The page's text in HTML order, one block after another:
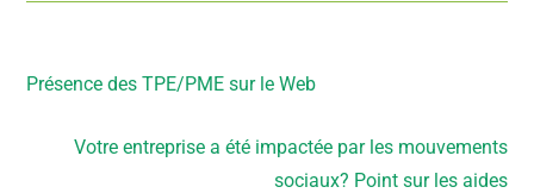
Présence des TPE/PME sur le Web
Votre entreprise a été impactée par les mouvements
sociaux? Point sur les aides